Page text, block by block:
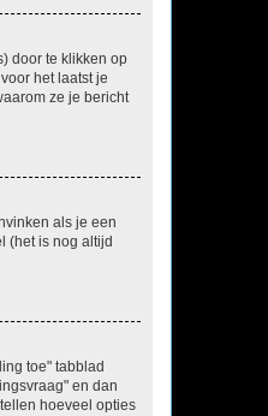
door te klikken op
het laatst je
ze je bericht
als je een
(het is nog altijd
toe" tabblad
en dan
hoeveel opties